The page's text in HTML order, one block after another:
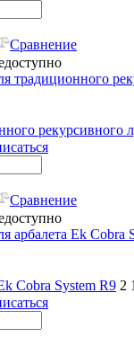
Сравнение
рекурсивного
Сравнение
Cobra System R9 2